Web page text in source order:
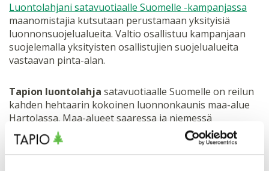
Luontolahjani satavuotiaalle Suomelle -kampanjassa
maanomistajia kutsutaan perustamaan yksityisiä
luonnonsuojelualueita. Valtio osallistuu kampanjaan
suojelemalla yksityisten osallistujien suojelualueita
vastaavan pinta-alan.
Tapion luontolahja satavuotiaalle Suomelle on reilun
kahden hehtaarin kokoinen luonnonkaunis maa-alue
Hartolassa. Maa-alueet saaressa ja niemessä
laajentavat olemassa olevaa luonnonsuojelualuetta.